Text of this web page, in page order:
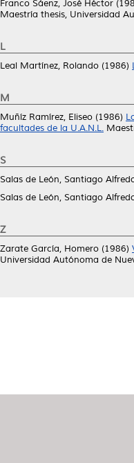
Franco Sáenz, José Héctor
Maestría thesis, Universidad
L
Leal Martínez, Rolando (1986)
M
Muñíz Ramírez, Eliseo (1986)
facultades de la U.A.N.L.
S
Salas de León, Santiago
Salas de León, Santiago
Z
Zarate García, Homero (1986)
Universidad Autónoma de